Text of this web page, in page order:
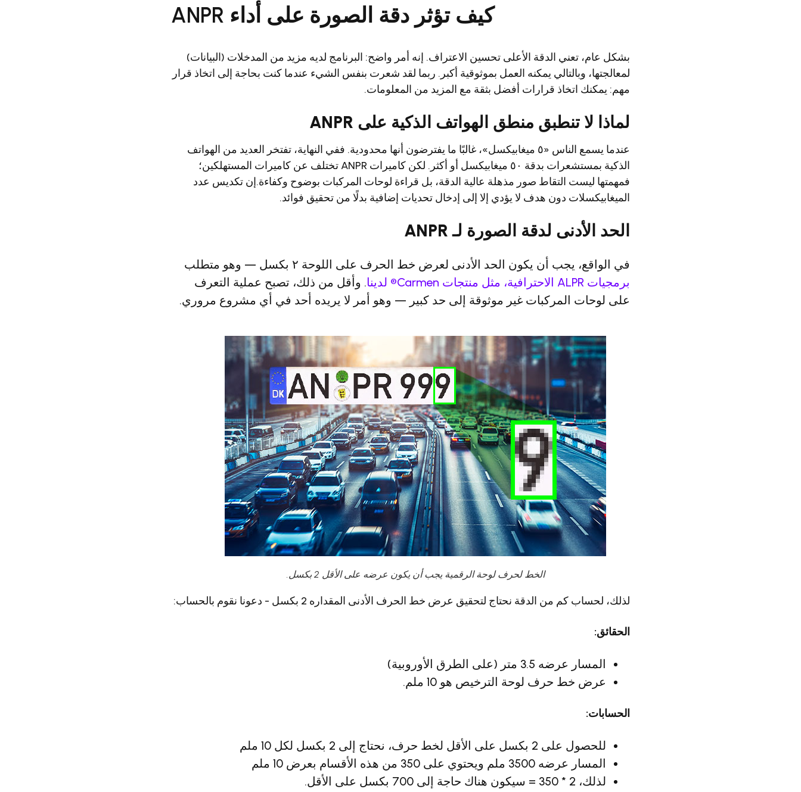
كيف تؤثر دقة الصورة على أداء ANPR
بشكل عام، تعني الدقة الأعلى تحسين الاعتراف. إنه أمر واضح: البرنامج لديه مزيد من المدخلات (البيانات)
لمعالجتها، وبالتالي يمكنه العمل بموثوقية أكبر. ربما لقد شعرت بنفس الشيء عندما كنت بحاجة إلى اتخاذ قرار
مهم: يمكنك اتخاذ قرارات أفضل بثقة مع المزيد من المعلومات.
لماذا لا تنطبق منطق الهواتف الذكية على ANPR
عندما يسمع الناس «٥ ميغابيكسل»، غالبًا ما يفترضون أنها محدودية. ففي النهاية، تفتخر العديد من الهواتف
الذكية بمستشعرات بدقة ٥٠ ميغابيكسل أو أكثر. لكن كاميرات ANPR تختلف عن كاميرات المستهلكين؛
فمهمتها ليست التقاط صور مذهلة عالية الدقة، بل قراءة لوحات المركبات بوضوح وكفاءة.إن تكديس عدد
الميغابيكسلات دون هدف لا يؤدي إلا إلى إدخال تحديات إضافية بدلًا من تحقيق فوائد.
الحد الأدنى لدقة الصورة لـ ANPR
في الواقع، يجب أن يكون الحد الأدنى لعرض خط الحرف على اللوحة ٢ بكسل — وهو متطلب
برمجيات ALPR الاحترافية، مثل منتجات Carmen® لدينا
. وأقل من ذلك، تصبح عملية التعرف
على لوحات المركبات غير موثوقة إلى حد كبير — وهو أمر لا يريده أحد في أي مشروع مروري.
الخط لحرف لوحة الرقمية يجب أن يكون عرضه على الأقل 2 بكسل.
لذلك، لحساب كم من الدقة نحتاج لتحقيق عرض خط الحرف الأدنى المقداره 2 بكسل - دعونا نقوم بالحساب:
الحقائق:
المسار عرضه 3.5 متر (على الطرق الأوروبية)
عرض خط حرف لوحة الترخيص هو 10 ملم.
الحسابات:
للحصول على 2 بكسل على الأقل لخط حرف، نحتاج إلى 2 بكسل لكل 10 ملم
المسار عرضه 3500 ملم ويحتوي على 350 من هذه الأقسام بعرض 10 ملم
لذلك، 2 * 350 = سيكون هناك حاجة إلى 700 بكسل على الأقل.